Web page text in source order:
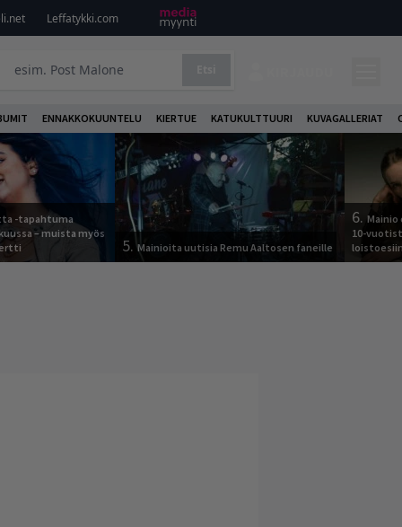
Leffatykki.com
ENNAKKOKUUNTELU KIERTUE KATUKULTTUURI KUVAGALLERIAT
-tapahtuma
– muista myös
5.Mainioita uutisia Remu Aaltosen faneille
6.
10-